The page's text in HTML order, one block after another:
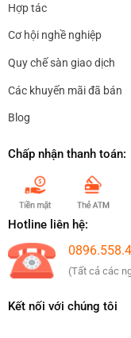
Hợp tác
Cơ hội nghề nghiệp
Quy chế sàn giao dịch
Các khuyến mãi đã bán
Blog
Chấp nhận thanh toán:
Hotline liên hệ:
(Tất cả các
Kết nối với chúng tôi